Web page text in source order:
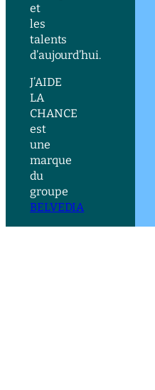
et
les
talents
d’aujourd’hui.
J’AIDE
LA
CHANCE
est
une
marque
du
groupe
BELVEDIA